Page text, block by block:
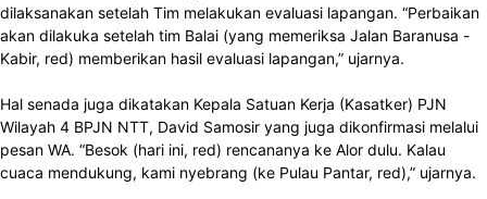
dilaksanakan setelah Tim melakukan evaluasi lapangan. “Perbaikan
akan dilakuka setelah tim Balai (yang memeriksa Jalan Baranusa -
Kabir, red) memberikan hasil evaluasi lapangan,” ujarnya.
Hal senada juga dikatakan Kepala Satuan Kerja (Kasatker) PJN
Wilayah 4 BPJN NTT, David Samosir yang juga dikonfirmasi melalui
pesan WA. “Besok (hari ini, red) rencananya ke Alor dulu. Kalau
cuaca mendukung, kami nyebrang (ke Pulau Pantar, red),” ujarnya.